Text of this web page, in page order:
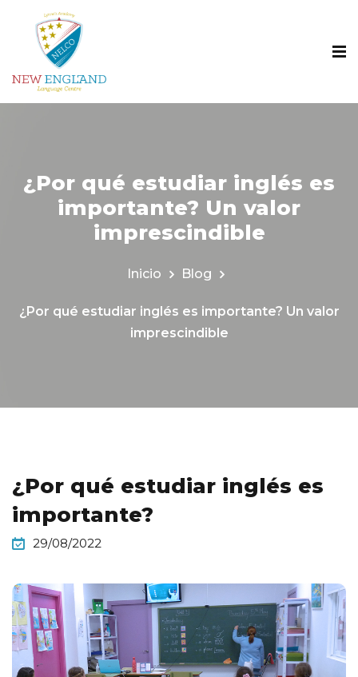
¿Por qué estudiar inglés es
importante? Un valor
imprescindible
Inicio Blog
¿Por qué estudiar inglés es importante? Un valor
imprescindible
¿Por qué estudiar inglés es
importante?
29/08/2022